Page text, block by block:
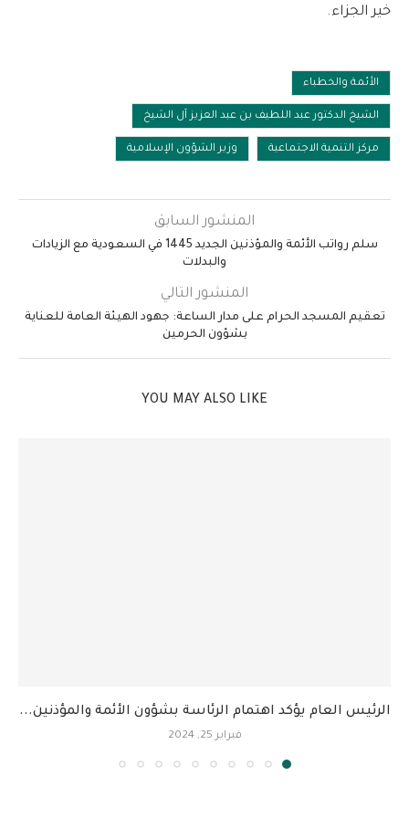
خير الجزاء.
الأئمة والخطباء
الشيخ الدكتور عبد اللطيف بن عبد العزيز آل الشيخ
مركز التنمية الاجتماعية وزير الشؤون الإسلامية
المنشور السابق
سلم رواتب الأئمة والمؤذنين الجديد 1445 في السعودية مع الزيادات
والبدلات
المنشور التالي
تعقيم المسجد الحرام على مدار الساعة: جهود الهيئة العامة للعناية
بشؤون الحرمين
YOU MAY ALSO LIKE
الرئيس العام يؤكد اهتمام الرئاسة بشؤون الأئمة والمؤذنين...
فبراير 25, 2024